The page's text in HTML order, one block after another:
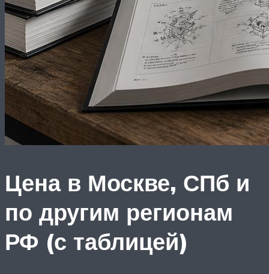
Цена в Москве, СПб и
по другим регионам
РФ (с таблицей)